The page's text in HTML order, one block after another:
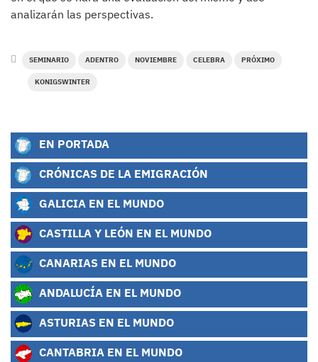
analizarán las perspectivas.
SEMINARIO ADENTRO NOVIEMBRE CELEBRA PRÓXIMO
KONIGSWINTER
EN PORTADA
CRÓNICAS DE LA EMIGRACIÓN
GALICIA EN EL MUNDO
CASTILLA Y LEÓN EN EL MUNDO
CANARIAS EN EL MUNDO
ANDALUCÍA EN EL MUNDO
ASTURIAS EN EL MUNDO
CANTABRIA EN EL MUNDO